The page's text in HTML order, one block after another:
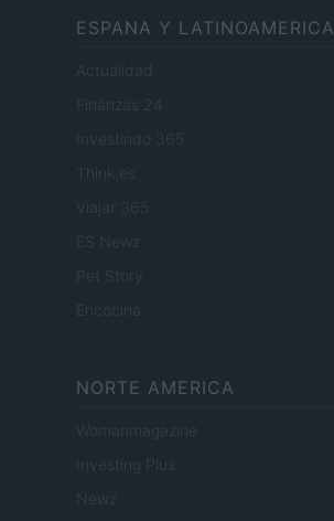
ESPANA Y LATINOAMERICA
Actualidad
Finanzas 24
Investindo 365
Think.es
Viajar 365
ES Newz
Encocina
NORTE AMERICA
Womanmagazine
Investing Plus
Newz